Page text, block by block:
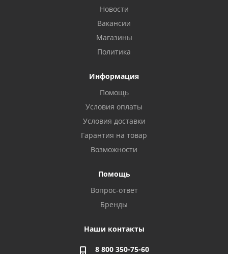
Новости
Вакансии
Магазины
Политика
Информация
Помощь
Условия оплаты
Условия доставки
Гарантия на товар
Возможности
Помощь
Вопрос-ответ
Бренды
Наши контакты
8 800 350-75-60